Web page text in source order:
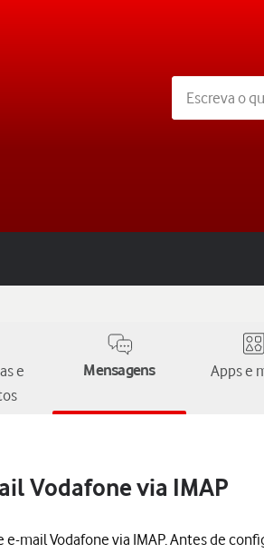
e
Mensagens Apps e
Vodafone via IMAP
mail Vodafone via IMAP. Antes de